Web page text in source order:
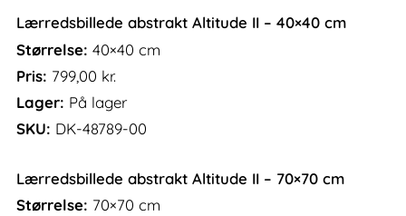
Lærredsbillede abstrakt Altitude II – 40×40 cm
Størrelse: 40×40 cm
Pris: 799,00 kr.
Lager: På lager
SKU: DK-48789-00
Lærredsbillede abstrakt Altitude II – 70×70 cm
Størrelse: 70×70 cm